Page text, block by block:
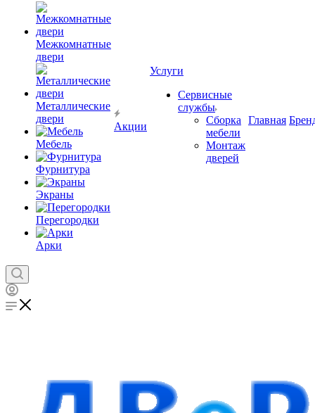
Межкомнатные
двери
Металлические
двери
Мебель
Фурнитура
Экраны
Перегородки
Арки
Акции
Услуги
Сервисные
службы
Сборка
мебели
Монтаж
дверей
Главная